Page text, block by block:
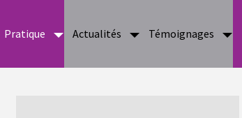
Pratique Actualités Témoignages